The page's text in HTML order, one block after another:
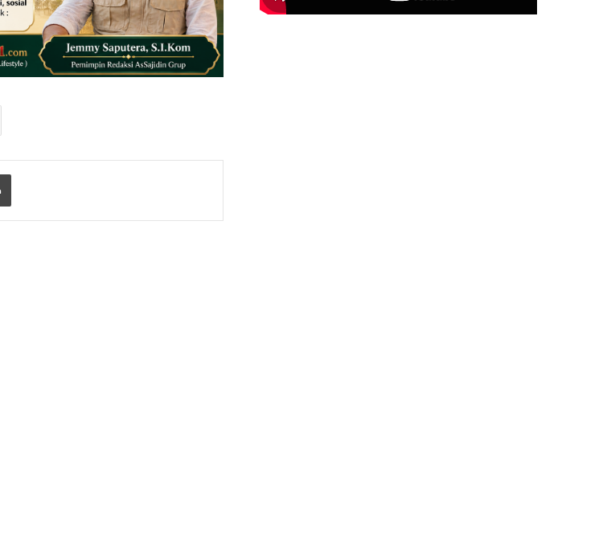
Print